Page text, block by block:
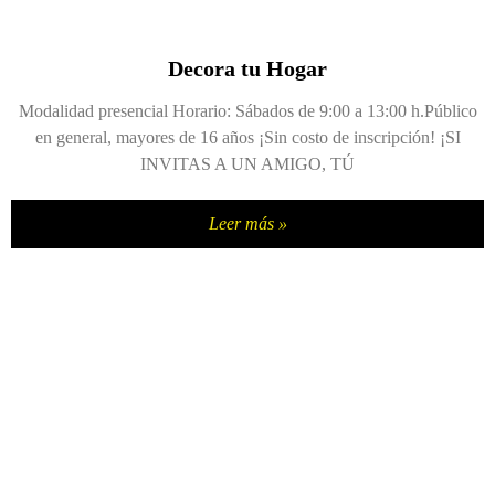
Decora tu Hogar
Modalidad presencial Horario: Sábados de 9:00 a 13:00 h.Público
en general, mayores de 16 años ¡Sin costo de inscripción! ¡SI
INVITAS A UN AMIGO, TÚ
Leer más »